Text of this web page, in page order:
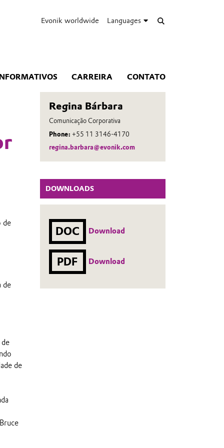
Evonik worldwide Languages
CARREIRA CONTATO
Regina Bárbara
Comunicação Corporativa
Phone: +55 11 3146-4170
regina.barbara@evonik.com
DOWNLOADS
DOC Download
PDF Download
de
de
de